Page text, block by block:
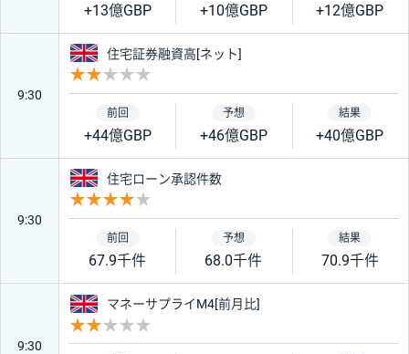
+13億GBP +10億GBP +12億GBP
9:30
イギリス
住宅証券融資高[ネット]
+44億GBP +46億GBP +40億GBP
9:30
イギリス
住宅ローン承認件数
67.9千件 68.0千件 70.9千件
9:30
イギリス
マネーサプライM4[前月比]